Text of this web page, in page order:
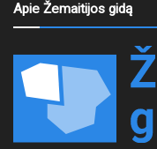
Apie Žemaitijos gidą